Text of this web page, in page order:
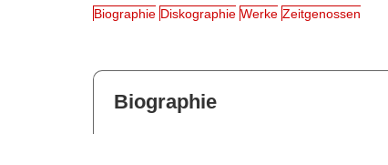
Biographie Diskographie Werke Zeitgenossen
Biographie